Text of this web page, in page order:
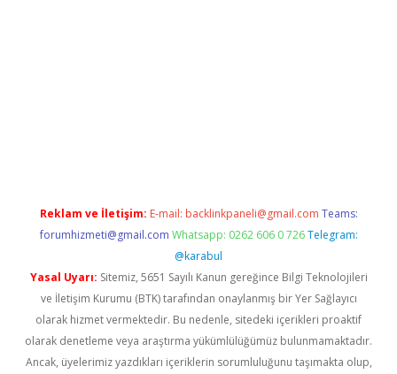
Reklam ve İletişim: E-mail: backlinkpaneli@gmail.com Teams:
forumhizmeti@gmail.com Whatsapp: 0262 606 0 726 Telegram:
@karabul
Yasal Uyarı: Sitemiz, 5651 Sayılı Kanun gereğince Bilgi Teknolojileri
ve İletişim Kurumu (BTK) tarafından onaylanmış bir Yer Sağlayıcı
olarak hizmet vermektedir. Bu nedenle, sitedeki içerikleri proaktif
olarak denetleme veya araştırma yükümlülüğümüz bulunmamaktadır.
Ancak, üyelerimiz yazdıkları içeriklerin sorumluluğunu taşımakta olup,